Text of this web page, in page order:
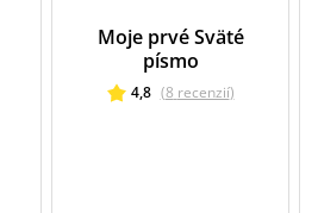
Moje prvé Sväté
písmo
4,8 (8 recenzií)